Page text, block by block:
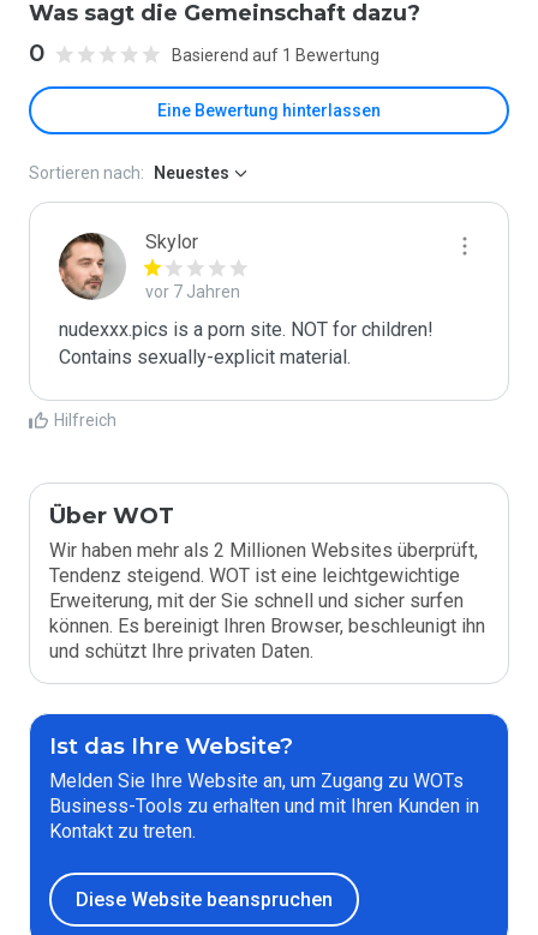
Was sagt die Gemeinschaft dazu?
0 Basierend auf 1 Bewertung
Eine Bewertung hinterlassen
Sortieren nach: Neuestes
Skylor
vor 7 Jahren
nudexxx.pics is a porn site. NOT for children!
Contains sexually-explicit material.
Hilfreich
Über WOT
Wir haben mehr als 2 Millionen Websites überprüft,
Tendenz steigend. WOT ist eine leichtgewichtige
Erweiterung, mit der Sie schnell und sicher surfen
können. Es bereinigt Ihren Browser, beschleunigt ihn
und schützt Ihre privaten Daten.
Ist das Ihre Website?
Melden Sie Ihre Website an, um Zugang zu WOTs
Business-Tools zu erhalten und mit Ihren Kunden in
Kontakt zu treten.
Diese Website beanspruchen